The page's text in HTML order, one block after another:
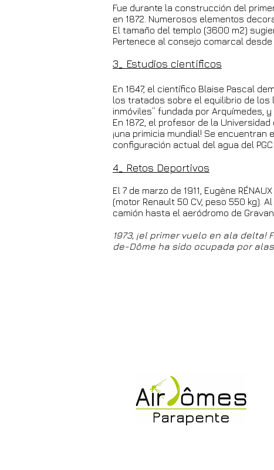
Fue durante la construcción del
en 1872. Numerosos elementos
El tamaño del templo (3600 m2)
Pertenece al consejo comarcal desde
3_ Estudios científicos
En 1647, el científico Blaise Pascal
los tratados sobre el equilibrio de los
inmóviles” fundada por Arquímedes, y
En 1872, el profesor de la
¡una primicia mundial! Se
configuración actual del agua del
4_ Retos Deportivos
El 7 de marzo de 1911, Eugène
(motor Renault 50 CV, peso 550 kg).
camión hasta el aeródromo de
1973, ¡el primer vuelo en ala
de-Dôme ha sido ocupada por